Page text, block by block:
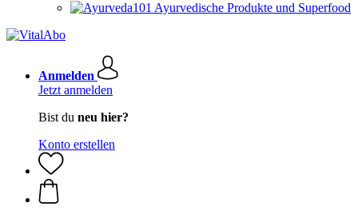
Ayurvedische Produkte und Superfood
Anmelden
Jetzt anmelden
Bist du neu hier?
Konto erstellen